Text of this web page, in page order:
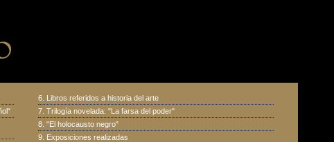
"
6. Libros referidos a historia del arte
7. Trilogía novelada: "La farsa del poder"
8. "El holocausto negro"
9. Exposiciones realizadas